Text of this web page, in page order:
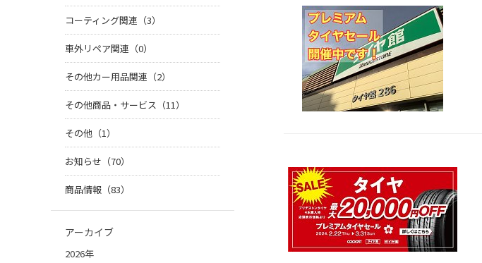
コーティング関連（3）
車外リペア関連（0）
その他カー用品関連（2）
その他商品・サービス（11）
その他（1）
お知らせ（70）
商品情報（83）
アーカイブ
2026年